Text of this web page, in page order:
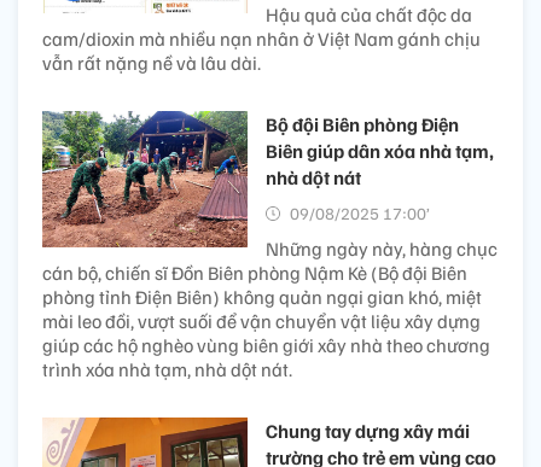
Hậu quả của chất độc da
cam/dioxin mà nhiều nạn nhân ở Việt Nam gánh chịu
vẫn rất nặng nề và lâu dài.
Bộ đội Biên phòng Điện
Biên giúp dân xóa nhà tạm,
nhà dột nát
09/08/2025 17:00’
Những ngày này, hàng chục
cán bộ, chiến sĩ Đồn Biên phòng Nậm Kè (Bộ đội Biên
phòng tỉnh Điện Biên) không quản ngại gian khó, miệt
mài leo đồi, vượt suối để vận chuyển vật liệu xây dựng
giúp các hộ nghèo vùng biên giới xây nhà theo chương
trình xóa nhà tạm, nhà dột nát.
Chung tay dựng xây mái
trường cho trẻ em vùng cao